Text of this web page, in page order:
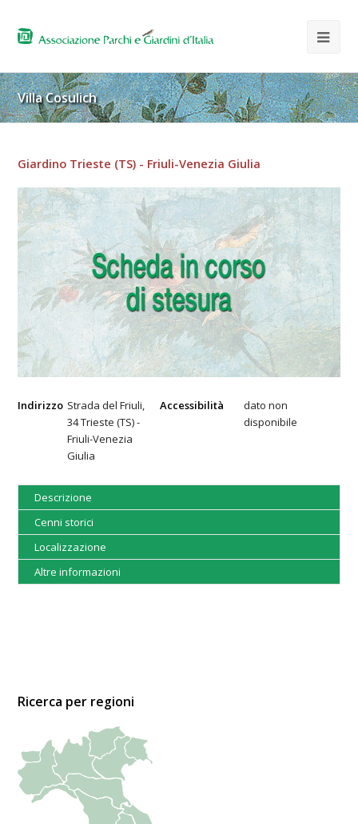
Villa Cosulich
Giardino Trieste (TS) - Friuli-Venezia Giulia
Indirizzo Strada del Friuli,
34 Trieste (TS) -
Friuli-Venezia
Giulia
Accessibilità
dato non
disponibile
Descrizione
Cenni storici
Localizzazione
Altre informazioni
Ricerca per regioni